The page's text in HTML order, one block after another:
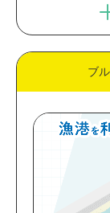
ブ